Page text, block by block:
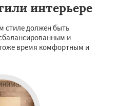
интерьере
стиле должен быть
и
время комфортным и